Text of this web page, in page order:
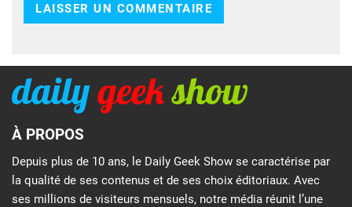
À PROPOS
Depuis plus de 10 ans, le Daily Geek Show se caractérise par
la qualité de ses contenus et de ses choix éditoriaux. Avec
ses millions de visiteurs mensuels, notre média réunit l’une